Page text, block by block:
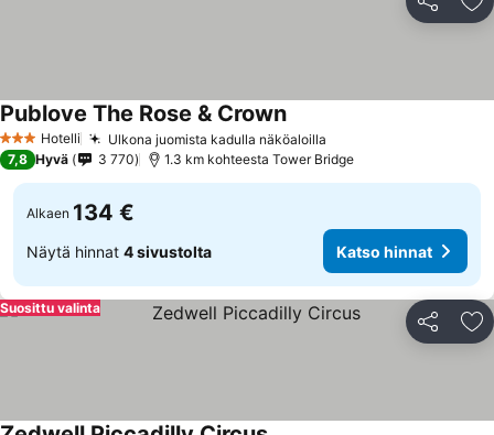
Jaa
3 Tähtiluokitus
Hotelli Ulkona juomista kadulla näköaloilla
Publove The Rose & Crown
7,8 Hyvä 3 770 1.3 km kohteesta Tower Bridge
Alkaen 134 €
Näytä hinnat 4 sivustolta Katso hinnat
Jaa
Suosittu valinta